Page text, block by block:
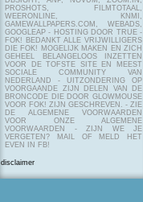
PROSHOTS, FILMTOTAAL,
WEERONLINE, KNMI,
GAMEWALLPAPERS.COM, WEBADS,
GOOGLEAP - HOSTING DOOR TRUE -
FOK! BEDANKT ALLE VRIJWILLIGERS
DIE FOK! MOGELIJK MAKEN EN ZICH
GEHEEL BELANGELOOS INZETTEN
VOOR DE TOFSTE SITE EN MEEST
SOCIALE COMMUNITY VAN
NEDERLAND - UITZONDERING OP
VOORGAANDE ZIJN DELEN VAN DE
BRONCODE DIE DOOR GLOWMOUSE
VOOR FOK! ZIJN GESCHREVEN. - ZIE
DE ALGEMENE VOORWAARDEN
VOOR ONZE ALGEMENE
VOORWAARDEN - ZIJN WE JE
VERGETEN? MAIL OF MELD HET
EVEN IN FB!
disclaimer